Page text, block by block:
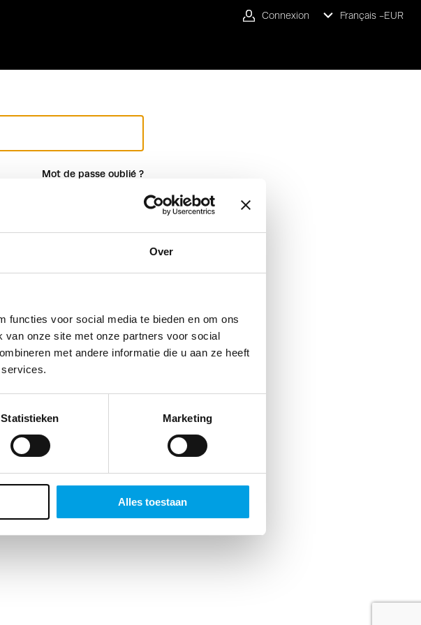
Over
functies voor social media te bieden en om ons
onze site met onze partners voor social
met andere informatie die u aan ze heeft
Statistieken Marketing
Alles toestaan
Connexion Français -EUR
Mot de passe oublié ?
Waarom? Enerzijds
van ons
aan vast. Wat precies? Dat
veld dus niet in te vullen.